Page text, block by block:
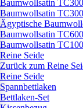
Baumwollsatin
Baumwollsatin TC300
Ägyptische
Baumwollsatin TC600
Baumwollsatin
Reine Seide
Zurück zum Reine
Reine Seide
Spannbettlaken
Bettlaken-Set